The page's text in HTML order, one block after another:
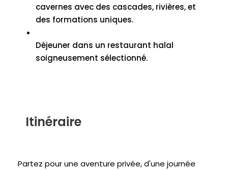
cavernes avec des cascades, rivières, et
des formations uniques.
Déjeuner dans un restaurant halal
soigneusement sélectionné.
Itinéraire
Partez pour une aventure privée, d'une journée